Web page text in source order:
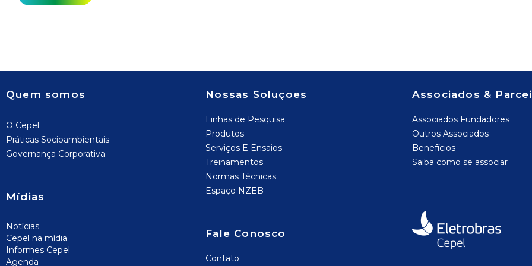
Quem somos
O Cepel
Práticas Socioambientais
Governança Corporativa
Mídias
Notícias
Cepel na mídia
Informes Cepel
Agenda
Nossas Soluções
Linhas de Pesquisa
Produtos
Serviços E Ensaios
Treinamentos
Normas Técnicas
Espaço NZEB
Fale Conosco
Contato
Associados &
Associados Fundadores
Outros Associados
Benefícios
Saiba como se associar